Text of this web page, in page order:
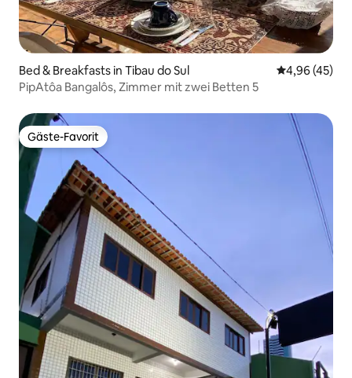
Bed & Breakfasts in Tibau do Sul
4,96 (45)
PipAtôa Bangalôs, Zimmer mit zwei Betten 5
Gäste-Favorit
Gäste-Favorit